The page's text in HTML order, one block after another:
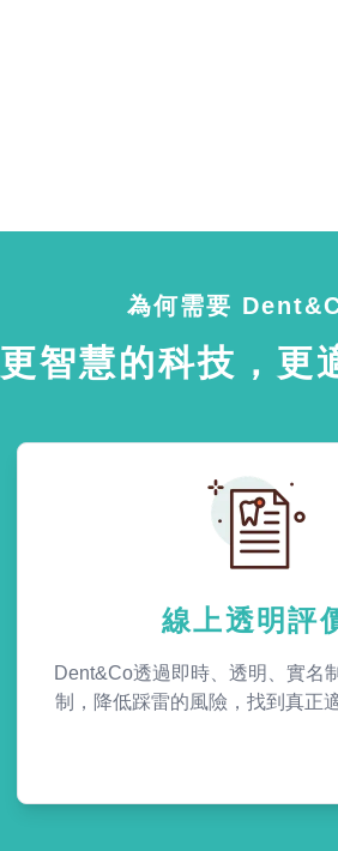
為何需要
更智慧的科技，更
線上透明評
Dent&Co透過即時、透明、實名
制，降低踩雷的風險，找到真正